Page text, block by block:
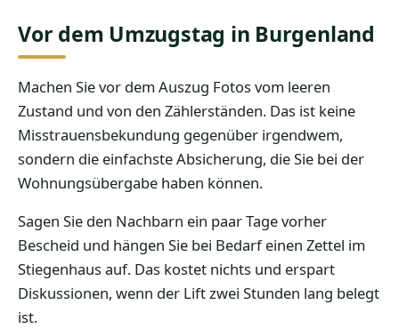
Vor dem Umzugstag in Burgenland
Machen Sie vor dem Auszug Fotos vom leeren
Zustand und von den Zählerständen. Das ist keine
Misstrauensbekundung gegenüber irgendwem,
sondern die einfachste Absicherung, die Sie bei der
Wohnungsübergabe haben können.
Sagen Sie den Nachbarn ein paar Tage vorher
Bescheid und hängen Sie bei Bedarf einen Zettel im
Stiegenhaus auf. Das kostet nichts und erspart
Diskussionen, wenn der Lift zwei Stunden lang belegt
ist.